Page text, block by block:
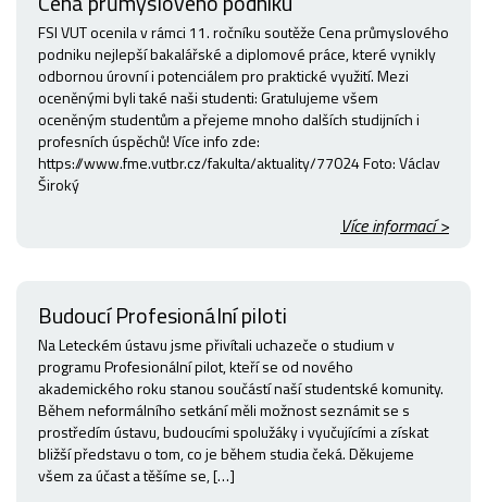
FSI VUT ocenila v rámci 11. ročníku soutěže Cena průmyslového
podniku nejlepší bakalářské a diplomové práce, které vynikly
odbornou úrovní i potenciálem pro praktické využití. Mezi
oceněnými byli také naši studenti: Gratulujeme všem
oceněným studentům a přejeme mnoho dalších studijních i
profesních úspěchů! Více info zde:
https://www.fme.vutbr.cz/fakulta/aktuality/77024 Foto: Václav
Široký
Více informací >
Budoucí Profesionální piloti
Na Leteckém ústavu jsme přivítali uchazeče o studium v
programu Profesionální pilot, kteří se od nového
akademického roku stanou součástí naší studentské komunity.
Během neformálního setkání měli možnost seznámit se s
prostředím ústavu, budoucími spolužáky i vyučujícími a získat
bližší představu o tom, co je během studia čeká. Děkujeme
všem za účast a těšíme se, […]